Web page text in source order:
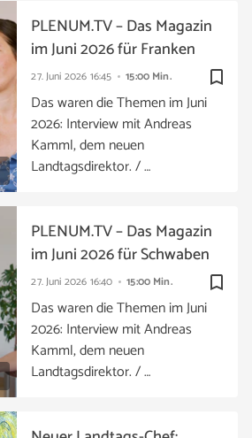
bookmark_border
27. Juni 2026 16:45 15:00 Min.
PLENUM.TV – Das Magazin
im Juni 2026 für Franken
Das waren die Themen im Juni
2026: Interview mit Andreas
Kamml, dem neuen
Landtagsdirektor. / …
bookmark_border
27. Juni 2026 16:40 15:00 Min.
PLENUM.TV – Das Magazin
im Juni 2026 für Schwaben
Das waren die Themen im Juni
2026: Interview mit Andreas
Kamml, dem neuen
Landtagsdirektor. / …